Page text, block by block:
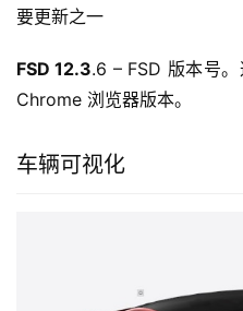
要更新之一
FSD 12.3.6 – FSD 版本号
Chrome 浏览器版本。
车辆可视化